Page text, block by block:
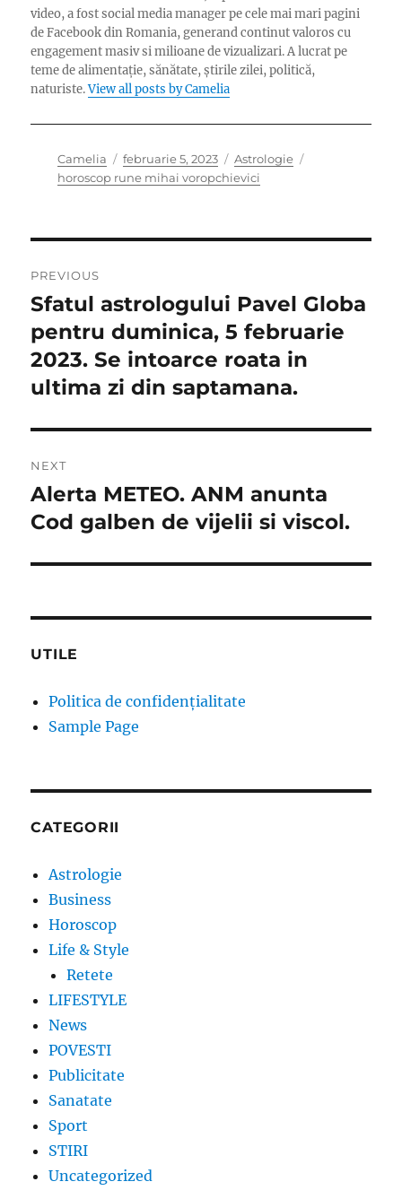
video, a fost social media manager pe cele mai mari pagini
de Facebook din Romania, generand continut valoros cu
engagement masiv si milioane de vizualizari. A lucrat pe
teme de alimentație, sănătate, știrile zilei, politică,
naturiste.View all posts by Camelia
Author
Camelia
Posted
on
februarie 5, 2023 Categories
Astrologie
horoscop rune mihai voropchievici
în
articole
PREVIOUS
Previous
post:
Sfatul astrologului Pavel Globa
pentru duminica, 5 februarie
2023. Se intoarce roata in
ultima zi din saptamana.
NEXT
Next
post:
Alerta METEO. ANM anunta
Cod galben de vijelii si viscol.
UTILE
Politica de confidențialitate
Sample Page
CATEGORII
Astrologie
Business
Horoscop
Life & Style
Retete
LIFESTYLE
News
POVESTI
Publicitate
Sanatate
Sport
STIRI
Uncategorized